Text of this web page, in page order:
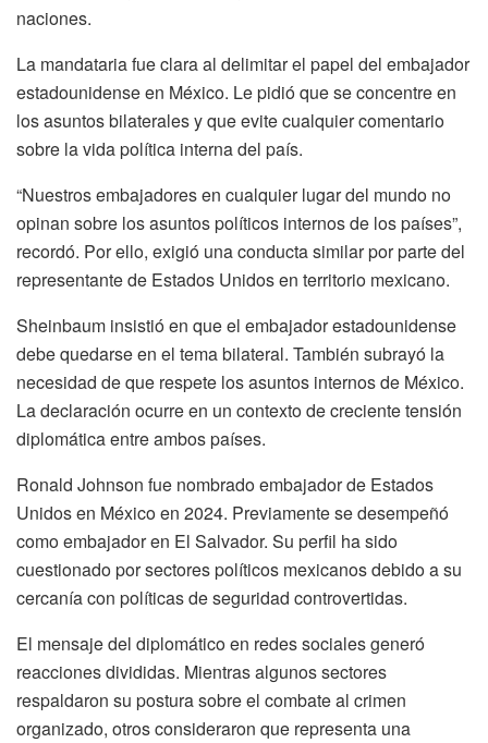
naciones.
La mandataria fue clara al delimitar el papel del embajador
estadounidense en México. Le pidió que se concentre en
los asuntos bilaterales y que evite cualquier comentario
sobre la vida política interna del país.
“Nuestros embajadores en cualquier lugar del mundo no
opinan sobre los asuntos políticos internos de los países”,
recordó. Por ello, exigió una conducta similar por parte del
representante de Estados Unidos en territorio mexicano.
Sheinbaum insistió en que el embajador estadounidense
debe quedarse en el tema bilateral. También subrayó la
necesidad de que respete los asuntos internos de México.
La declaración ocurre en un contexto de creciente tensión
diplomática entre ambos países.
Ronald Johnson fue nombrado embajador de Estados
Unidos en México en 2024. Previamente se desempeñó
como embajador en El Salvador. Su perfil ha sido
cuestionado por sectores políticos mexicanos debido a su
cercanía con políticas de seguridad controvertidas.
El mensaje del diplomático en redes sociales generó
reacciones divididas. Mientras algunos sectores
respaldaron su postura sobre el combate al crimen
organizado, otros consideraron que representa una